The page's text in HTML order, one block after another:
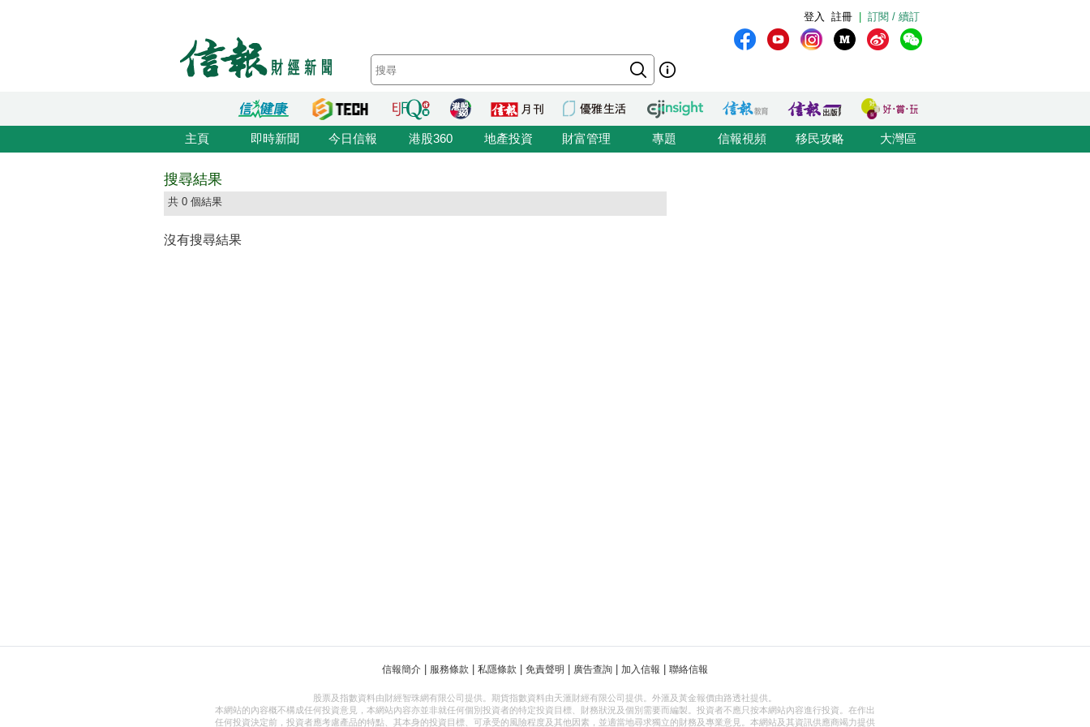
訂閱 / 續訂
註冊
登入
主頁 即時新聞 今日信報 港股360 地產投資 財富管理 專題 信報視頻 移民攻略 大灣區
搜尋結果
共 0 個結果
沒有搜尋結果
信報簡介 服務條款 私隱條款 免責聲明 廣告查詢 加入信報 聯絡信報
股票及指數資料由財經智珠網有限公司提供。期貨指數資料由天滙財經有限公司提供。外滙及黃金報價由路透社提供。
本網站的內容概不構成任何投資意見，本網站內容亦並非就任何個別投資者的特定投資目標、財務狀況及個別需要而編製。投資者不應只按本網站內容進行投資。在作出
任何投資決定前，投資者應考慮產品的特點、其本身的投資目標、可承受的風險程度及其他因素，並適當地尋求獨立的財務及專業意見。本網站及其資訊供應商竭力提供